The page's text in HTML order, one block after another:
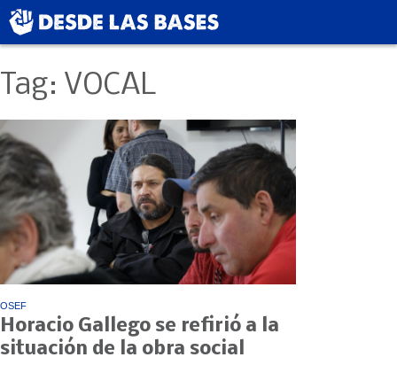
Tag: VOCAL
OSEF
Horacio Gallego se refirió a la
situación de la obra social